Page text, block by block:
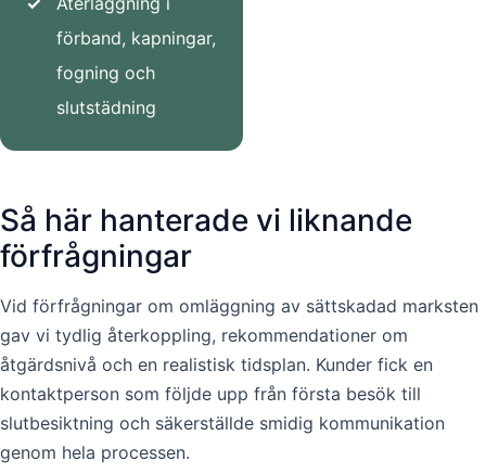
förband, kapningar,
fogning och
slutstädning
Så här hanterade vi liknande
förfrågningar
Vid förfrågningar om omläggning av sättskadad marksten
gav vi tydlig återkoppling, rekommendationer om
åtgärdsnivå och en realistisk tidsplan. Kunder fick en
kontaktperson som följde upp från första besök till
slutbesiktning och säkerställde smidig kommunikation
genom hela processen.